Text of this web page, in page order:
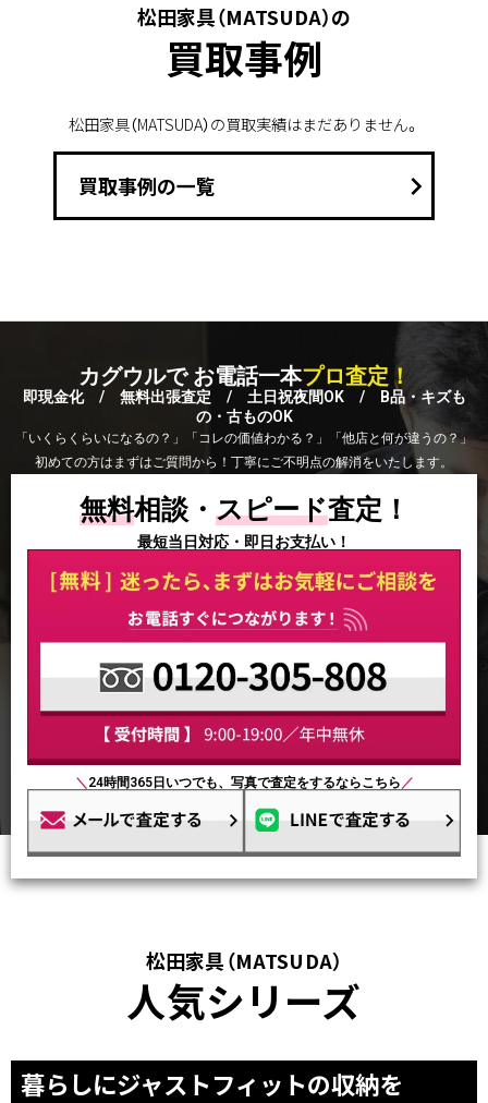
松田家具（MATSUDA）の
買取事例
松田家具（MATSUDA）の買取実績はまだありません。
買取事例の一覧 keyboard_arrow_right
カグウルで お電話一本プロ査定！
即現金化 / 無料出張査定 / 土日祝夜間OK / B品・キズも
の・古ものOK
「いくらくらいになるの？」「コレの価値わかる？」「他店と何が違うの？」
初めての方はまずはご質問から！丁寧にご不明点の解消をいたします。
無料相談・ スピード査定！
最短当日対応・即日お支払い！
＼ 24時間365日いつでも、写真で査定をするならこちら ／
松田家具（MATSUDA）
人気シリーズ
暮らしにジャストフィットの収納を